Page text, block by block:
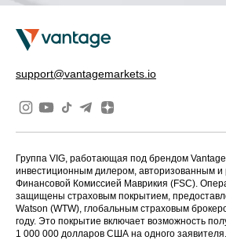
support@vantagemarkets.io
Группа VIG, работающая под брендом
инвестиционным дилером, авторизованным и
Финансовой Комиссией Маврикия (FSC).
защищены страховым покрытием,
Watson (WTW), глобальным страховым
году. Это покрытие включает возможность
1 000 000 долларов США на одного заявителя.